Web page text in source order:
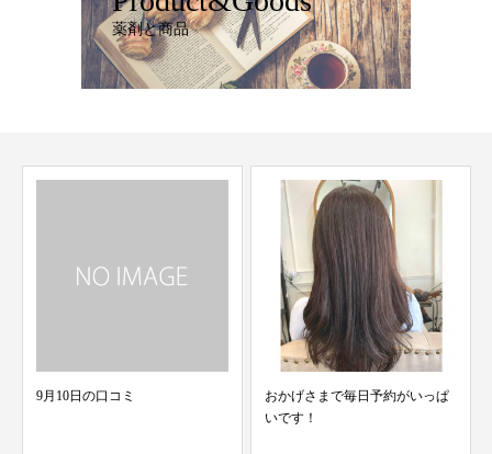
薬剤と商品
おかげさまで毎日予約がいっぱ
11/13 スタッフ検温結果 merci青
葉台 美...